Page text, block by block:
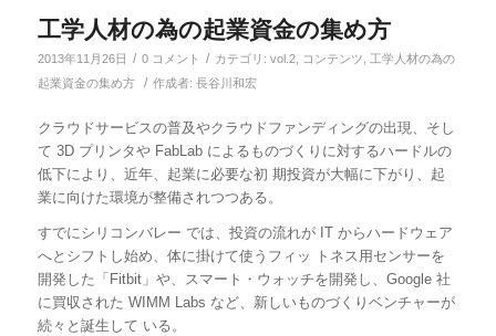
工学人材の為の起業資金の集め方
2013年11月26日 / 0 コメント / カテゴリ: vol.2, コンテンツ
工学人材の為の
起業資金の集め方
/ 作成者: 長谷川和宏
クラウドサービスの普及やクラウドファンディングの出現、そし
て 3D プリンタや FabLab によるものづくりに対するハードルの
低下により、近年、起業に必要な初 期投資が大幅に下がり、起
業に向けた環境が整備されつつある。
すでにシリコンバレー では、投資の流れが IT からハードウェア
へとシフトし始め、体に掛けて使うフィッ トネス用センサーを
開発した「Fitbit」や、スマート・ウォッチを開発し、Google 社
に買収された WIMM Labs など、新しいものづくりベンチャーが
続々と誕生して いる。